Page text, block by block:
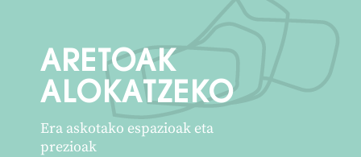
ARETOAK
ALOKATZEKO
Era askotako espazioak eta
prezioak